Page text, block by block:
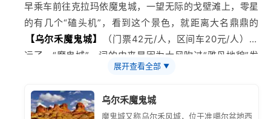
早乘车前往克拉玛依魔鬼城，一望无际的戈壁滩上，零星
的有几个“磕头机”，看到这个景色，就距离大名鼎鼎的
【乌尔禾魔鬼城】
（门票42元/人，区间车20元/人）不
远了。“魔鬼城”一词的由来是因为大风吹过“雅丹地貌”发
出“嗷嗷”的怪声，远观风城，你会赞叹它的壮观、雄伟，
深入到风城之中，你会感觉它恐怖非凡。四周被众多奇形
怪状的土丘所包围，从侧壁断面上可以清楚地看出沉积的
展开查看全部 ▼
乌尔禾魔鬼城
魔鬼城又称乌尔禾风城，位于准噶尔盆地西